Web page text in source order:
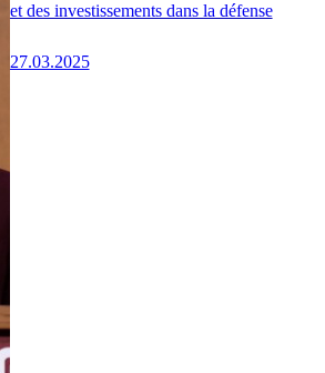
et des investissements dans la défense
27.03.2025